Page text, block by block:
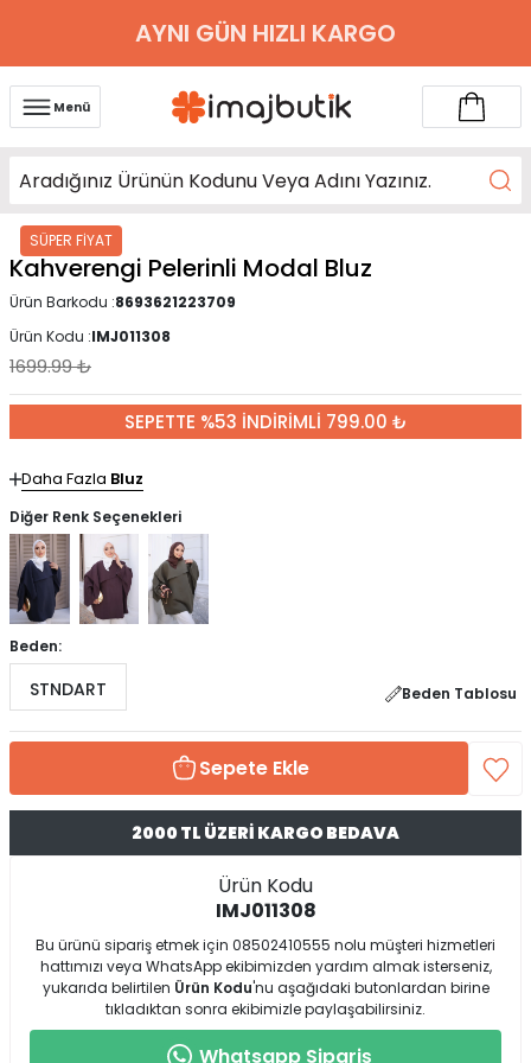
AYNI GÜN HIZLI KARGO
Menü
SÜPER FİYAT
Kahverengi Pelerinli Modal Bluz
Ürün Barkodu :8693621223709
Ürün Kodu :IMJ011308
1699.99₺
SEPETTE %53 İNDİRİMLİ 799.00 ₺
Daha Fazla Bluz
Diğer Renk Seçenekleri
Beden:
STNDART Beden Tablosu
Sepete Ekle
2000 TL ÜZERİ KARGO BEDAVA
Ürün Kodu
IMJ011308
Bu ürünü sipariş etmek için 08502410555 nolu müşteri hizmetleri
hattımızı veya WhatsApp ekibimizden yardım almak isterseniz,
yukarıda belirtilen Ürün Kodu'nu aşağıdaki butonlardan birine
tıkladıktan sonra ekibimizle paylaşabilirsiniz.
Whatsapp Sipariş